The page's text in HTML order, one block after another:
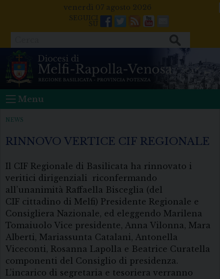
venerdì 07 agosto 2026
Facebook
Twitter
FeedsYoutube
Mail
Menu
NEWS
RINNOVO VERTICE CIF REGIONALE
Il CIF Regionale di Basilicata ha rinnovato i
veritici dirigenziali riconfermando
all’unanimità Raffaella Bisceglia (del
CIF cittadino di Melfi) Presidente Regionale e
Consigliera Nazionale, ed eleggendo Marilena
Tomaiuolo Vice presidente, Anna Vilonna, Mara
Alberti, Mariassunta Catalani, Antonella
Viceconti, Rosanna Lapolla e Beatrice Curatella
componenti del Consiglio di presidenza.
L’incarico di segretaria e tesoriera verranno